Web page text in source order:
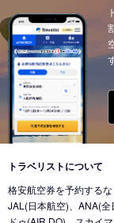
東京 (東京国際空
東京 (東京国際空
東京 (東京国際空
東京 (東京国際空
東京 (東京国際空
東京 (東京国際空
東京 (東京国際空
東京 (東京国際空
東京 (東京国際空
東京 (成田国際空
東京 (成田国際空
東京 (成田国際空
東京 (成田国際空
東京 (成田国際空港)
東京 (成田国際空
東京 (東京国際空
東京 (成田国際空
トラベリストについて
格安航空券を予約する
JAL(日本航空)、ANA(